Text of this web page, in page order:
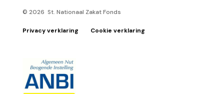
© 2026 St. Nationaal Zakat Fonds
Privacy verklaring Cookie verklaring